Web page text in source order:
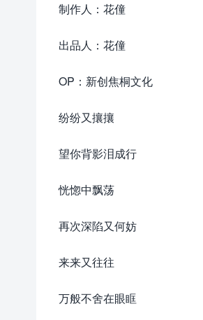
制作人：花僮
出品人：花僮
OP：新创焦桐文化
纷纷又攘攘
望你背影泪成行
恍惚中飘荡
再次深陷又何妨
来来又往往
万般不舍在眼眶